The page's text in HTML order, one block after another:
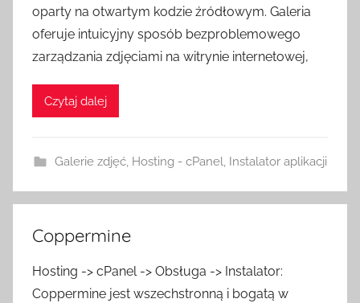
oparty na otwartym kodzie źródłowym. Galeria
oferuje intuicyjny sposób bezproblemowego
zarządzania zdjęciami na witrynie internetowej,
Czytaj dalej
Galerie zdjęć, Hosting - cPanel, Instalator aplikacji
Coppermine
Hosting -> cPanel -> Obsługa -> Instalator:
Coppermine jest wszechstronną i bogatą w